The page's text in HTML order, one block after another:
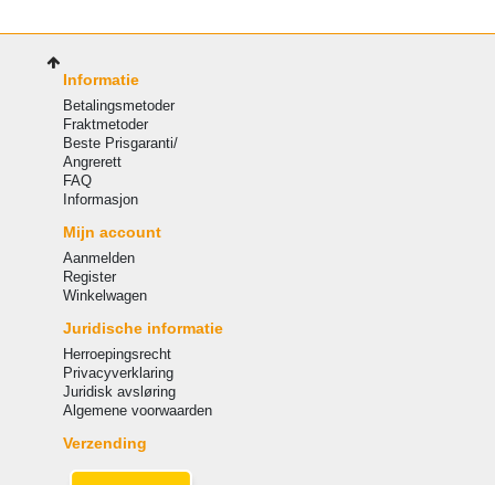
Informatie
Betalingsmetoder
Fraktmetoder
Beste Prisgaranti/
Angrerett
FAQ
Informasjon
Mijn account
Aanmelden
Register
Winkelwagen
Juridische informatie
Herroepingsrecht
Privacyverklaring
Juridisk avsløring
Algemene voorwaarden
Verzending